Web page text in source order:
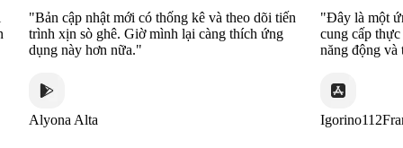
"Bản cập nhật mới có thống kê và theo dõi tiến
trình xịn sò ghê. Giờ mình lại càng thích ứng
dụng này hơn nữa."
Alyona Alta
"Đây là một ứng
cung cấp thực
năng động và thú
Igorino112France